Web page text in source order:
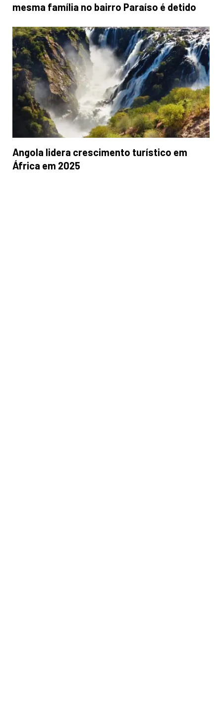
mesma família no bairro Paraíso é detido
Angola lidera crescimento turístico em
África em 2025